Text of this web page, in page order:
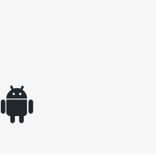
android